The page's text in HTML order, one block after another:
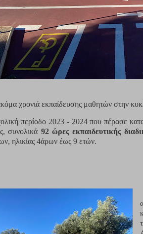
χρονιά εκπαίδευσης μαθητών στην
περίοδο 2023 - 2024 που πέρασε
συνολικά 92 ώρες εκπαιδευτικής
ηλικίας 4άρων έως 9 ετών.